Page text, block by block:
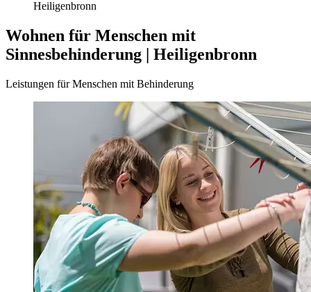
Heiligenbronn
Wohnen für Menschen mit
Sinnesbehinderung | Heiligenbronn
Leistungen für Menschen mit Behinderung